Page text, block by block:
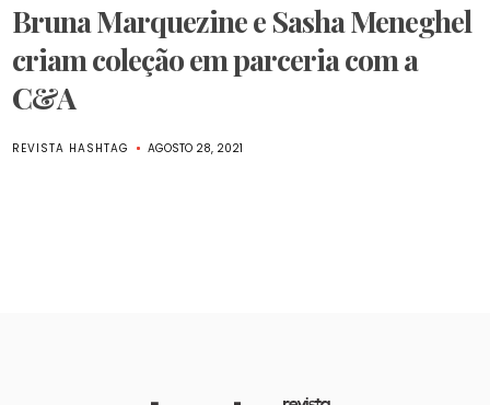
Bruna Marquezine e Sasha Meneghel
criam coleção em parceria com a
C&A
REVISTA HASHTAG AGOSTO 28, 2021